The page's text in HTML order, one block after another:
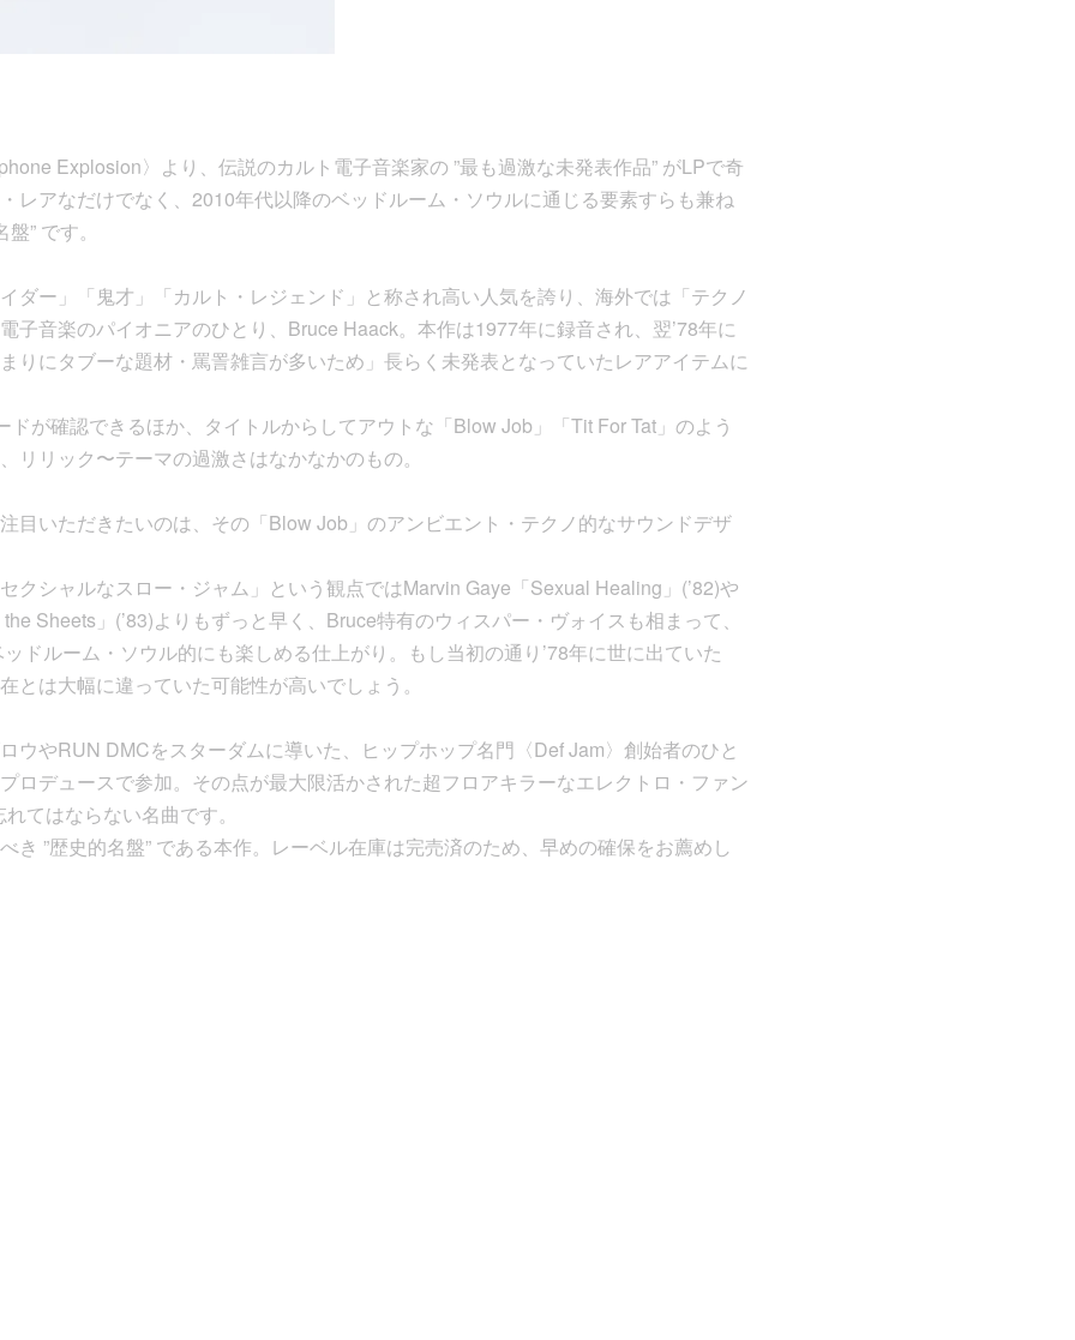
Explosion〉より、伝説のカルト電子音楽家の ”最も過激な未発表作品” がLPで奇
レアなだけでなく、2010年代以降のベッドルーム・ソウルに通じる要素すらも兼ね
” です。
ダー」「鬼才」「カルト・レジェンド」と称され高い人気を誇り、海外では「テクノ
子音楽のパイオニアのひとり、Bruce Haack。本作は1977年に録音され、翌’78年に
りにタブーな題材・罵詈雑言が多いため」長らく未発表となっていたレアアイテムに
ドが確認できるほか、タイトルからしてアウトな「Blow Job」「Tit For Tat」のよう
リリック〜テーマの過激さはなかなかのもの。
目いただきたいのは、その「Blow Job」のアンビエント・テクノ的なサウンドデザ
クシャルなスロー・ジャム」という観点ではMarvin Gaye「Sexual Healing」(’82)や
Sheets」(’83)よりもずっと早く、Bruce特有のウィスパー・ヴォイスも相まって、
ドルーム・ソウル的にも楽しめる仕上がり。もし当初の通り’78年に世に出ていた
とは大幅に違っていた可能性が高いでしょう。
ウやRUN DMCをスターダムに導いた、ヒップホップ名門〈Def Jam〉創始者のひと
ロデュースで参加。その点が最大限活かされた超フロアキラーなエレクトロ・ファン
てはならない名曲です。
き ”歴史的名盤” である本作。レーベル在庫は完売済のため、早めの確保をお薦めし